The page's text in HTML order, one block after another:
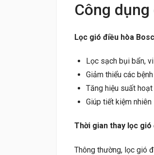
Công
Lọc gió điều hòa
Lọc sạch bụi bẩn,
Giảm thiểu các
Tăng hiệu suất
Giúp tiết kiệm nhiên
Thời gian thay lọc gió
Thông thường, lọc gió